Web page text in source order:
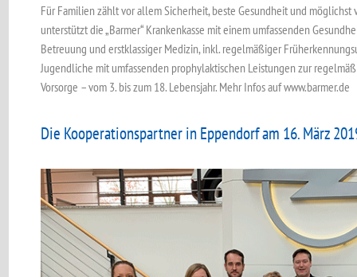
Für Familien zählt vor allem Sicherheit, beste Gesundheit und möglichst
unterstützt die „Barmer“ Krankenkasse mit einem umfassenden
Betreuung und erstklassiger Medizin, inkl. regelmäßiger
Jugendliche mit umfassenden prophylaktischen Leistungen zur
Vorsorge – vom 3. bis zum 18. Lebensjahr. Mehr Infos auf www.barmer.de
Die Kooperationspartner in Eppendorf am 16. März